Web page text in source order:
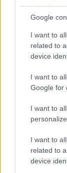
Google
I want to
related to
device
I want to
Google for
I want to
I want to
related to
device
«Δεν
«Δεν
κόσμους
κοινότητας
σχολίασε ο
τη Σινίνγκ
«να φάει
«μοναδικής
να τιμήσει
τέχνης και